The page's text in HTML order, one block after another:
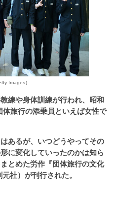
Images）
練や身体訓練が行われ、昭和
体旅行の添乗員といえば女性で
あるが、いつどうやってその
に変化していったのかは知ら
とめた労作『団体旅行の文化
社）が刊行された。